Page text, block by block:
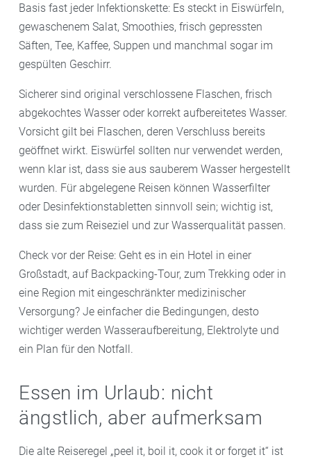
Basis fast jeder Infektionskette: Es steckt in Eiswürfeln,
gewaschenem Salat, Smoothies, frisch gepressten
Säften, Tee, Kaffee, Suppen und manchmal sogar im
gespülten Geschirr.
Sicherer sind original verschlossene Flaschen, frisch
abgekochtes Wasser oder korrekt aufbereitetes Wasser.
Vorsicht gilt bei Flaschen, deren Verschluss bereits
geöffnet wirkt. Eiswürfel sollten nur verwendet werden,
wenn klar ist, dass sie aus sauberem Wasser hergestellt
wurden. Für abgelegene Reisen können Wasserfilter
oder Desinfektionstabletten sinnvoll sein; wichtig ist,
dass sie zum Reiseziel und zur Wasserqualität passen.
Check vor der Reise: Geht es in ein Hotel in einer
Großstadt, auf Backpacking-Tour, zum Trekking oder in
eine Region mit eingeschränkter medizinischer
Versorgung? Je einfacher die Bedingungen, desto
wichtiger werden Wasseraufbereitung, Elektrolyte und
ein Plan für den Notfall.
Essen im Urlaub: nicht
ängstlich, aber aufmerksam
Die alte Reiseregel „peel it, boil it, cook it or forget it“ ist